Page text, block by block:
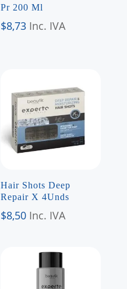
Pr 200 Ml
$8,73 Inc. IVA
Hair Shots Deep
Repair X 4Unds
$8,50 Inc. IVA